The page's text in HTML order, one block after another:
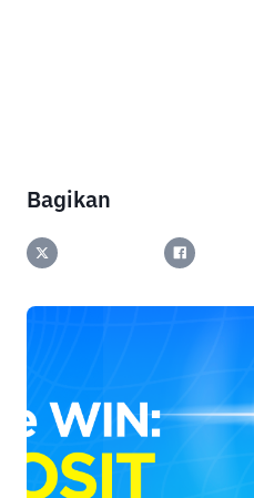
Bagikan